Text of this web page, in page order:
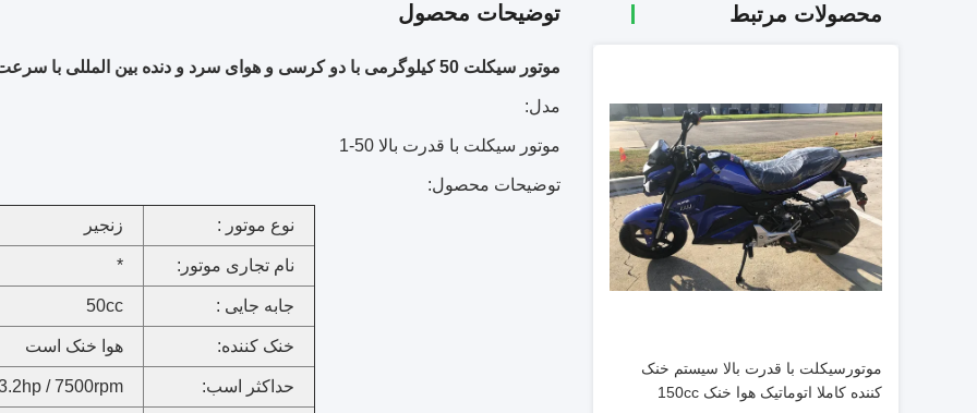
محصولات مرتبط
موتورسیکلت با قدرت بالا سیستم خنک
کننده کاملا اتوماتیک هوا خنک 150cc
توضیحات محصول
موتور سیکلت 50 کیلوگرمی با دو کرسی و هوای سرد و دنده بین المللی با سرعت 4
مدل:
موتور سیکلت با قدرت بالا 50-1
توضیحات محصول:
نوع موتور : زنجیر
نام تجاری موتور: *
جابه جایی : 50cc
خنک کننده: هوا خنک است
حداکثر اسب: / 7500rpm